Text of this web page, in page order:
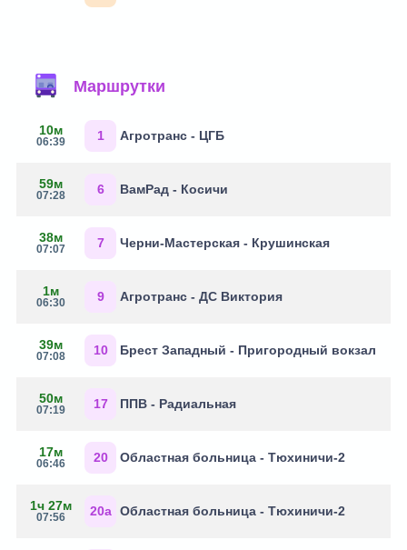
Маршрутки
10м
06:39 1 Агротранс - ЦГБ
59м
07:28 6 ВамРад - Косичи
38м
07:07 7 Черни-Мастерская - Крушинская
1м
06:30 9 Агротранс - ДС Виктория
39м
07:08 10 Брест Западный - Пригородный вокзал
50м
07:19 17 ППВ - Радиальная
17м
06:46 20 Областная больница - Тюхиничи-2
1ч 27м
07:56 20а Областная больница - Тюхиничи-2